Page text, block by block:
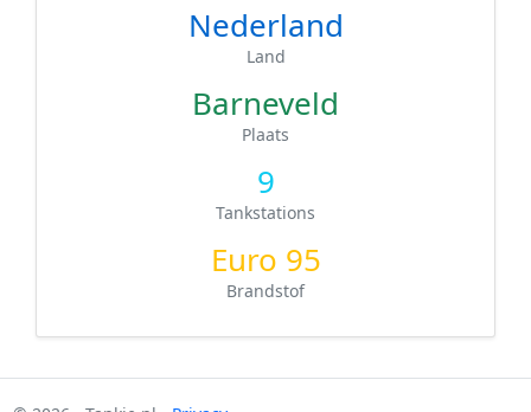
Nederland
Land
Barneveld
Plaats
9
Tankstations
Euro 95
Brandstof